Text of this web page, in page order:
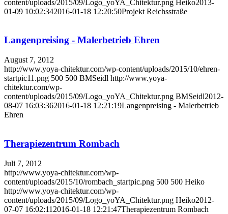
content/uploads/2015/09/Logo_yoYA_Chitektur.png Heiko2013-
01-09 10:02:342016-01-18 12:20:50Projekt Reichsstraße
Langenpreising - Malerbetrieb Ehren
August 7, 2012
http://www.yoya-chitektur.com/wp-content/uploads/2015/10/ehren-
startpic11.png 500 500 BMSeidl http://www.yoya-
chitektur.com/wp-
content/uploads/2015/09/Logo_yoYA_Chitektur.png BMSeidl2012-
08-07 16:03:362016-01-18 12:21:19Langenpreising - Malerbetrieb
Ehren
Therapiezentrum Rombach
Juli 7, 2012
http://www.yoya-chitektur.com/wp-
content/uploads/2015/10/rombach_startpic.png 500 500 Heiko
http://www.yoya-chitektur.com/wp-
content/uploads/2015/09/Logo_yoYA_Chitektur.png Heiko2012-
07-07 16:02:11 2016-01-18 12:21:47Therapiezentrum Rombach